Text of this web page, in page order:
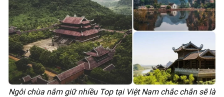
Ngôi chùa nắm giữ nhiều Top tại Việt Nam chắc chắn sẽ là